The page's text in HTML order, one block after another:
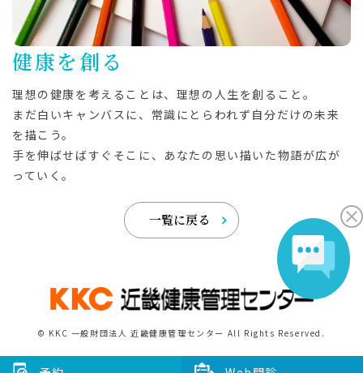
健康を創る
理想の健康を考えることは、理想の人生を創ること。
まだ白いキャンバスに、常識にとらわれず自分だけの未来
を描こう。
手を伸ばせばすぐそこに、あなたの思い描いた物語が広が
っていく。
一覧に戻る
© KKC 一般財団法人 近畿健康管理センター All Rights Reserved.